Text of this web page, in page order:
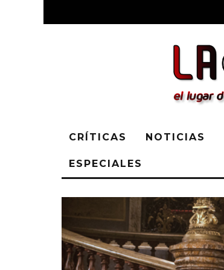
CRÍTICAS NOTICIAS
ESPECIALES